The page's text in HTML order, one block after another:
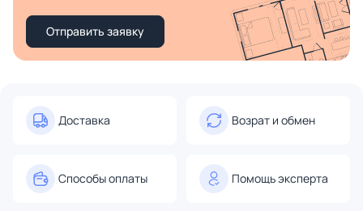
Отправить заявку
Доставка Возрат и обмен
Способы оплаты Помощь эксперта